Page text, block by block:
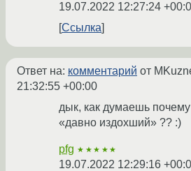
19.07.2022 12:27:24
Ссылка
Ответ на: комментарий от
21:32:55 +00:00
дык, как думаешь
«давно издохший» ?? :)
pfg ★★★★★
19.07.2022 12:29:16